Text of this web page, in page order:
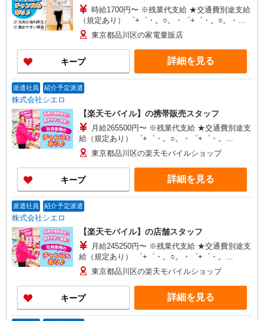
時給1700円〜 ※残業代支給 ★交通費別途支給
（規定あり） ゜+゜・。○。・゜+゜・。○。・゜
+゜ 入社祝い金10万円支給(規定有) お友達を紹介
頂くと, インセンティブ支給(規定有) ★月2回払
い・週払い可能（規程有）★ ゜・。○。・゜
+゜・。○。・゜+゜
東京都品川区の家電量販店
キープ 詳細を見る
派遣社員 紹介予定派遣
株式会社シエロ
【楽天モバイル】の携帯販売スタッフ
月給265500円〜 ※残業代支給 ★交通費別途支
給（規定あり） ゜+゜・。○。・゜+゜・。
○。・゜+゜ 入社祝い金10万円支給(規定有) お友達
を紹介頂くと, インセンティブ支給(規定有) ゜・。
○。・゜+゜・。○。・゜+゜
東京都品川区の楽天モバイルショップ
キープ 詳細を見る
派遣社員 紹介予定派遣
株式会社シエロ
【楽天モバイル】の店舗スタッフ
月給245250円〜 ※残業代支給 ★交通費別途支
給（規定あり） ゜+゜・。○。・゜+゜・。
○。・゜+゜ 入社祝い金10万円支給(規定有) お友達
を紹介頂くと, インセンティブ支給(規定有) ゜・。
○。・゜+゜・。○。・゜+゜
東京都品川区の楽天モバイルショップ
キープ 詳細を見る